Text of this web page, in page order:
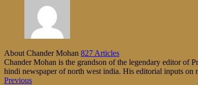
About Chander Mohan 827 Articles
Chander Mohan is the grandson of the legendary editor of
hindi newspaper of north west india. His editorial inputs on
Previous